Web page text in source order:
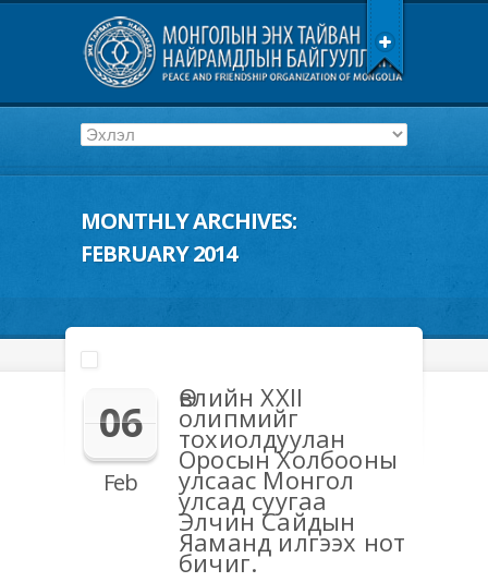
MONTHLY ARCHIVES:
FEBRUARY 2014
06
Feb
Өвлийн XXII
олипмийг
тохиолдуулан
Оросын Холбооны
улсаас Монгол
улсад суугаа
Элчин Сайдын
Яаманд илгээх нот
бичиг.